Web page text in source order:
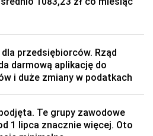
dla przedsiębiorców. Rząd
darmową aplikację do
i duże zmiany w podatkach
Te grupy zawodowe
1 lipca znacznie więcej. Oto